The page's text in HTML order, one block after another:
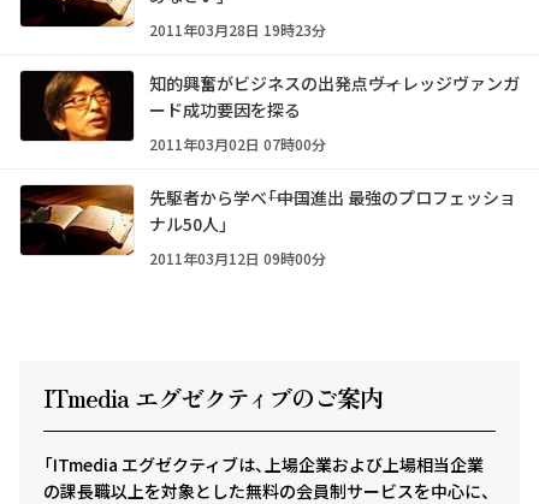
2011年03月28日 19時23分
知的興奮がビジネスの出発点――ヴィレッジヴァンガ
ード成功要因を探る
2011年03月02日 07時00分
先駆者から学べ――「中国進出 最強のプロフェッショ
ナル50人」
2011年03月12日 09時00分
ITmedia エグゼクティ ブのご案内
「ITmedia エグゼクティブは、上場企業および上場相当企業
の課長職以上を対象とした無料の会員制サービスを中心に、